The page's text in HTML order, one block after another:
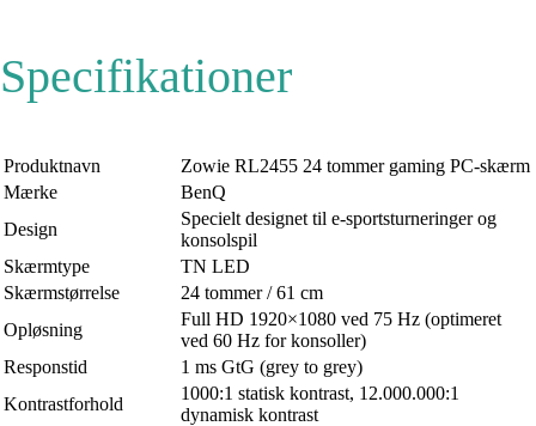
Specifikationer
Produktnavn
Zowie RL2455 24 tommer gaming PC-skærm
Mærke
BenQ
Design
Specielt designet til e-sportsturneringer og
konsolspil
Skærmtype
TN LED
Skærmstørrelse
24 tommer / 61 cm
Opløsning
Full HD 1920×1080 ved 75 Hz (optimeret
ved 60 Hz for konsoller)
Responstid
1 ms GtG (grey to grey)
Kontrastforhold
1000:1 statisk kontrast, 12.000.000:1
dynamisk kontrast